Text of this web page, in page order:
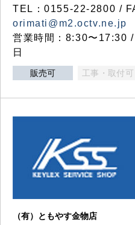
TEL：0155-22-2800 /
orimati@m2.octv.ne.jp
営業時間：8:30〜17:30
日
販売可 工事・取付可
（有）ともやす金物店